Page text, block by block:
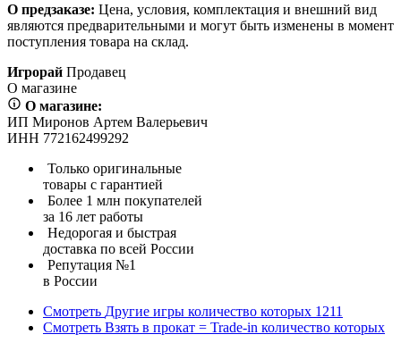
О предзаказе: Цена, условия, комплектация и внешний вид
являются предварительными и могут быть изменены в момент
поступления товара на склад.
Игрорай Продавец
О магазине
О магазине:
ИП Миронов Артем Валерьевич
ИНН 772162499292
Только оригинальные
товары с гарантией
Более 1 млн покупателей
за 16 лет работы
Недорогая и быстрая
доставка по всей России
Репутация №1
в России
Смотреть Другие игры количество которых 1211
Смотреть Взять в прокат = Trade-in количество которых